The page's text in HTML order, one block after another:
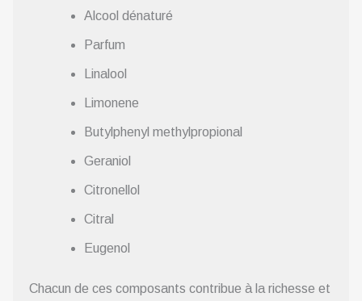
Alcool dénaturé
Parfum
Linalool
Limonene
Butylphenyl methylpropional
Geraniol
Citronellol
Citral
Eugenol
Chacun de ces composants contribue à la richesse et